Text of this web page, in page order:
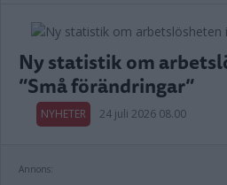
Ny statistik om
”Små förändringar”
NYHETER 24 juli 2026 08.00
Annons: